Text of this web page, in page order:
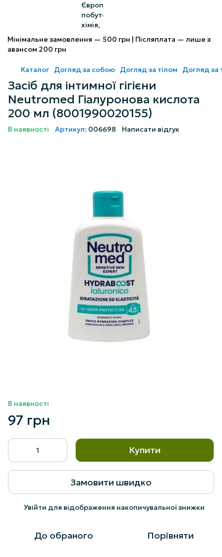
Мінімальне замовлення — 500 грн | Післяплата — лише з
авансом 200 грн
Каталог Догляд за собою Догляд за тілом Догляд за
Засіб для інтимної гігієни
Neutromed Гіалуронова кислота
200 мл (8001990020155)
В наявності Артикул: 006698 Написати відгук
В наявності
97 грн
Купити
Замовити швидко
Увійти для відображення накопичувальної знижки
До обраного Порівняти